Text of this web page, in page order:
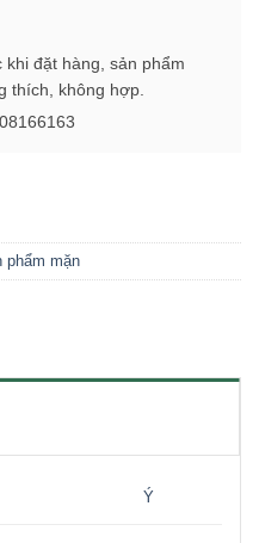
đặt hàng, sản phẩm
thích, không hợp.
phẩm mặn
Ý